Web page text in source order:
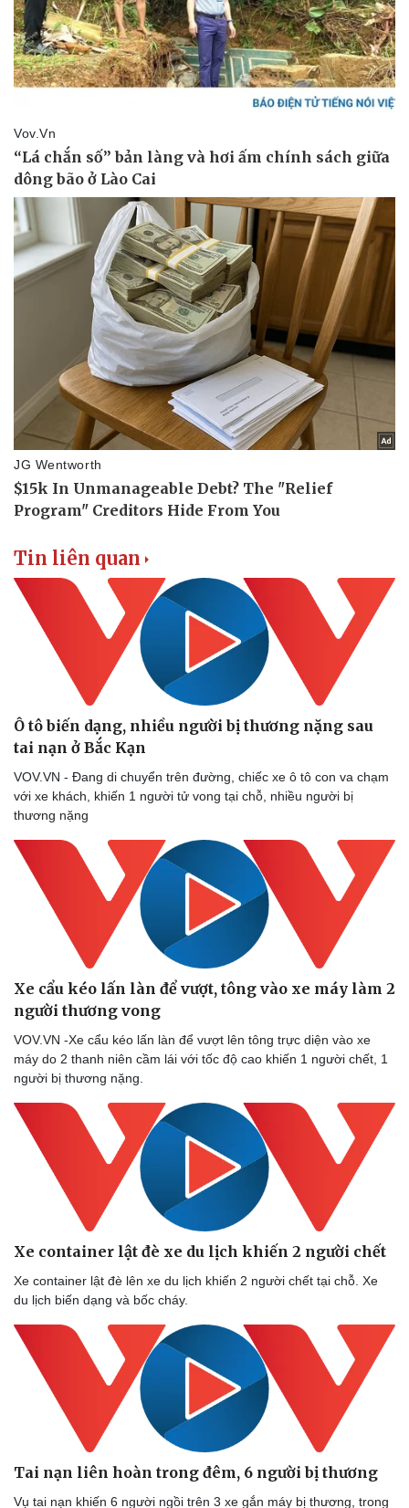
Doanh nghiệp
Thông tin doanh nghiệp
Doanh nghiệp 24h
Doanh nhân
Vì cộng đồng
Công nghệ
Sành điệu
Tin Công nghệ
Trải nghiệm
Chuyển đổi số
Sức khỏe
Dinh dưỡng - món ngon
Cây thuốc
Sản phụ khoa
Nhi khoa
Nam khoa
Làm đẹp - giảm cân
Phòng mạch online
Ăn sạch sống khỏe
Nhà đẹp
Tình yêu - Gia đình
Tin liên quan
Ô tô biến dạng, nhiều người bị thương nặng sau
tai nạn ở Bắc Kạn
VOV.VN - Đang di chuyển trên đường, chiếc xe ô tô con va chạm
với xe khách, khiến 1 người tử vong tại chỗ, nhiều người bị
thương nặng
Xe cẩu kéo lấn làn để vượt, tông vào xe máy làm 2
người thương vong
VOV.VN -Xe cẩu kéo lấn làn để vượt lên tông trực diện vào xe
máy do 2 thanh niên cầm lái với tốc độ cao khiến 1 người chết, 1
người bị thương nặng.
Xe container lật đè xe du lịch khiến 2 người chết
Xe container lật đè lên xe du lịch khiến 2 người chết tại chỗ. Xe
du lịch biến dạng và bốc cháy.
Tai nạn liên hoàn trong đêm, 6 người bị thương
Vụ tai nạn khiến 6 người ngồi trên 3 xe gắn máy bị thương, trong